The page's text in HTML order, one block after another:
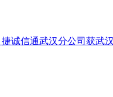
捷诚信通武汉分公司获武